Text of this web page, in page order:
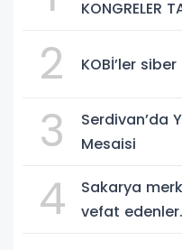
KONGRELER
2 KOBİ’ler
3
Serdivan’da
Mesaisi
4
Sakarya
vefat